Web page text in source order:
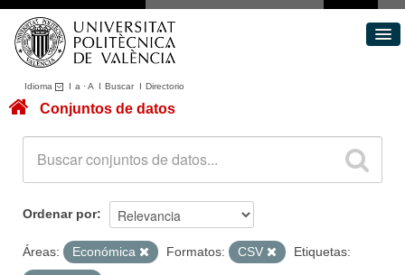
Idioma I a ·A I BuscarI Directorio
Conjuntos de datos
Acerca de
Portal de Transparencia
Conjuntos de datos
Ordenar por
Áreas: Económica Formatos: CSV
Etiquetas: